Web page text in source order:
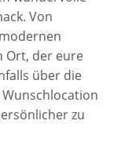
Von
Ort, der eure
über die
zu